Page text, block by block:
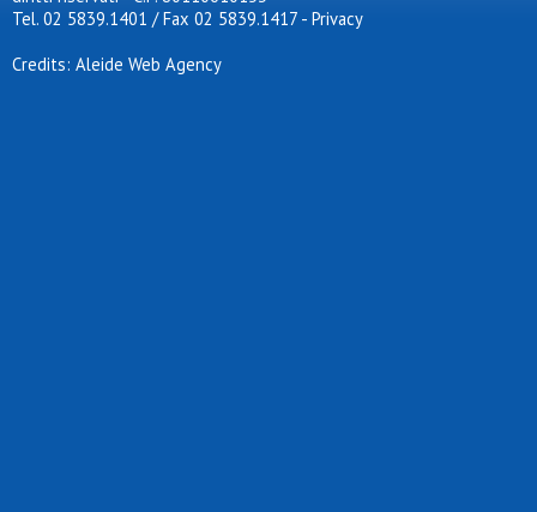
Tel. 02 5839.1401 / Fax 02 5839.1417 - Privacy
Credits: Aleide Web Agency